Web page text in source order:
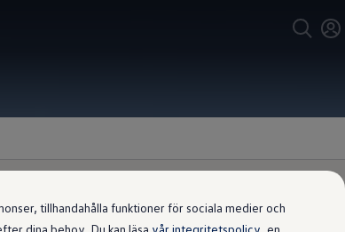
tillhandahålla funktioner för sociala medier och
dina behov. Du kan läsa vår integritetspolicy, en